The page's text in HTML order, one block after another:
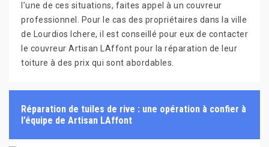
l’une de ces situations, faites appel à un couvreur
professionnel. Pour le cas des propriétaires dans la ville
de Lourdios Ichere, il est conseillé pour eux de contacter
le couvreur Artisan LAffont pour la réparation de leur
toiture à des prix qui sont abordables.
Réparation de tuiles de rive : une opération à confier à
l’équipe de Artisan LAffont